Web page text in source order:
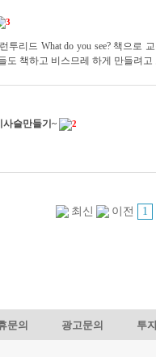
3
투리드 What do you see? 책으
도 책하고 비스므레 하게 만들려
사슬만들기~ 2
최신 이전 1
문의 광고문의 투